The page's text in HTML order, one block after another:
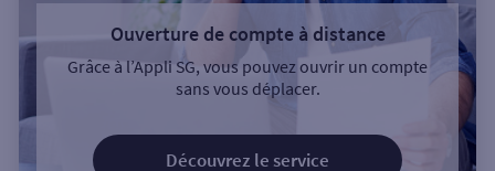
Ouverture de compte à distance
Grâce à l’Appli SG, vous pouvez ouvrir un compte
sans vous déplacer.
Découvrez le service